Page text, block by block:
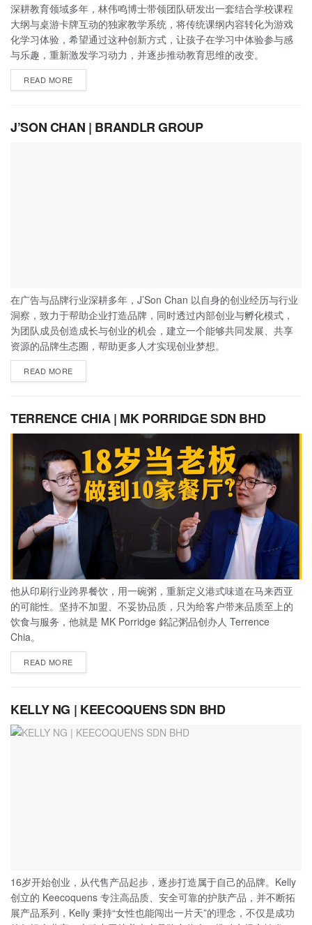
深耕教育领域多年，林伟鸣博士带领团队研发出一套结合学校课程
大纲与桌游卡牌互动的独家教学系统，将传统课纲内容转化为游戏
化学习体验，希望通过这种创新方式，让孩子在学习中体验参与感
与乐趣，重新激发学习动力，并逐步推动教育思维的改变。
READ MORE
J’SON CHAN | BRANDLR GROUP
在广告与品牌行业深耕多年，J’Son Chan 以自身的创业经历与行业
洞察，致力于帮助企业打造品牌，同时透过内部创业与孵化模式，
为团队成员创造成长与创业的机会，建立一个能够共同发展、共享
资源的品牌生态圈，帮助更多人才实现创业梦想。
READ MORE
TERRENCE CHIA | MK PORRIDGE SDN BHD
他从印刷行业跨界餐饮，用一碗粥，重新定义港式味道在马来西亚
的可能性。坚持不加盟、不妥协品质，只为给客户带来品质至上的
饮食与服务，他就是 MK Porridge 銘記粥品创办人 Terrence
Chia。
READ MORE
KELLY NG | KEECOQUENS SDN BHD
16岁开始创业，从代售产品起步，逐步打造属于自己的品牌。Kelly
创立的 Keecoquens 专注高品质、安全可靠的护肤产品，并不断拓
展产品系列，Kelly 秉持“女性也能闯出一片天”的理念，不仅是成功